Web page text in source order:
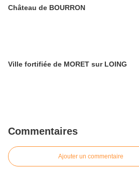
Château de BOURRON
Ville fortifiée de MORET sur LOING
Commentaires
Ajouter un commentaire